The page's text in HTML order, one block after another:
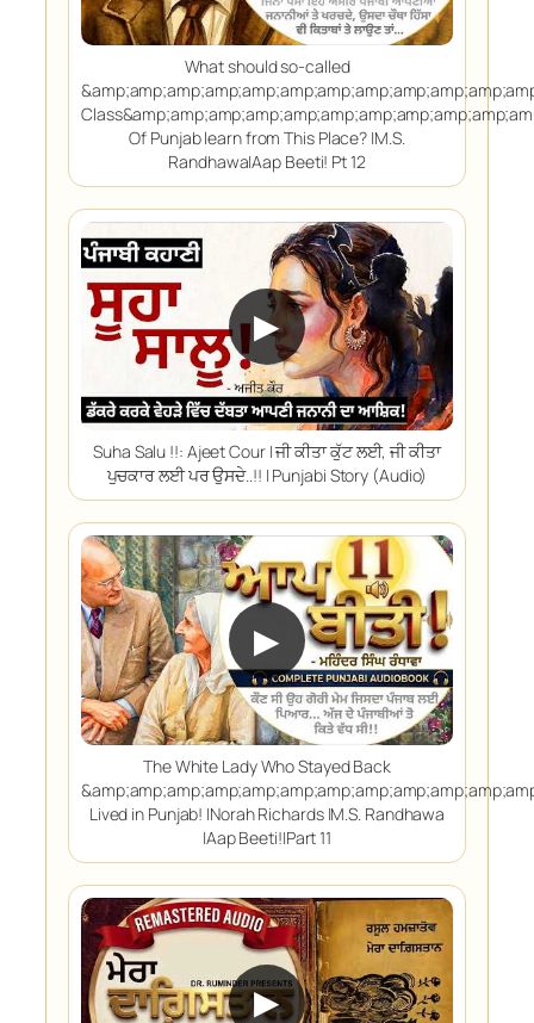
What should so-called
Of Punjab learn from This Place? |M.S.
Randhawa|Aap Beeti! Pt 12
▶
Suha Salu !!: Ajeet Cour | ਜੀ ਕੀਤਾ ਕੁੱਟ ਲਈ, ਜੀ ਕੀਤਾ
ਪੁਚਕਾਰ ਲਈ ਪਰ ਉਸਦੇ..!! | Punjabi Story (Audio)
▶
The White Lady Who Stayed Back
Lived in Punjab! |Norah Richards |M.S. Randhawa
|Aap Beeti!|Part 11
▶